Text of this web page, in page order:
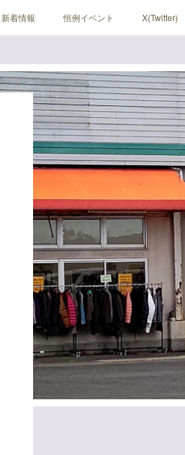
新着情報 恒例イベント X(Twitter)